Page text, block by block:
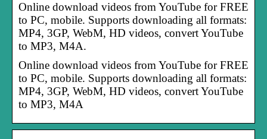
Online download videos from YouTube for FREE
to PC, mobile. Supports downloading all formats:
MP4, 3GP, WebM, HD videos, convert YouTube
to MP3, M4A.
Online download videos from YouTube for FREE
to PC, mobile. Supports downloading all formats:
MP4, 3GP, WebM, HD videos, convert YouTube
to MP3, M4A